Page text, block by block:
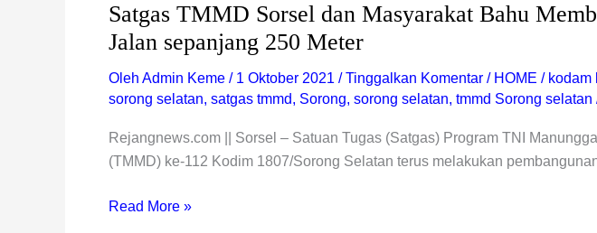
Satgas TMMD Sorsel dan Masyarakat Bahu
Jalan sepanjang 250 Meter
Oleh Admin Keme / 1 Oktober 2021 /Tinggalkan Komentar / HOME / kodam
sorong selatan, satgas tmmd, Sorong, sorong selatan, tmmd Sorong selatan
Rejangnews.com || Sorsel – Satuan Tugas (Satgas) Program TNI
(TMMD) ke-112 Kodim 1807/Sorong Selatan terus melakukan
Read More »